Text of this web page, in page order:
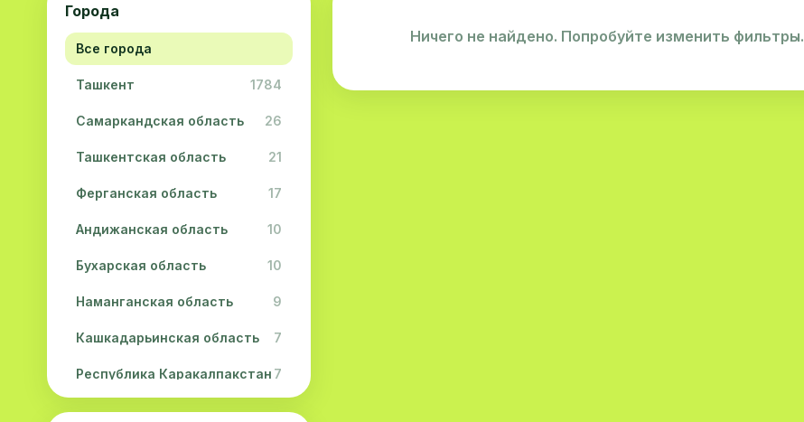
Города
Все города
Ташкент 1784
Самаркандская область 26
Ташкентская область 21
Ферганская область 17
Андижанская область 10
Бухарская область 10
Наманганская область 9
Кашкадарьинская область 7
Республика Каракалпакстан 7
Навоийская область 5
Ничего не найдено. Попробуйте изменить фильтры.